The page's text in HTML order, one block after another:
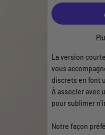
La version
vous
discrets en font
À associer avec
pour sublimer
Notre façon